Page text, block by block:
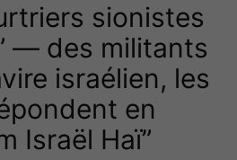
sionistes
— des militants
israélien, les
en
Israël Haï”